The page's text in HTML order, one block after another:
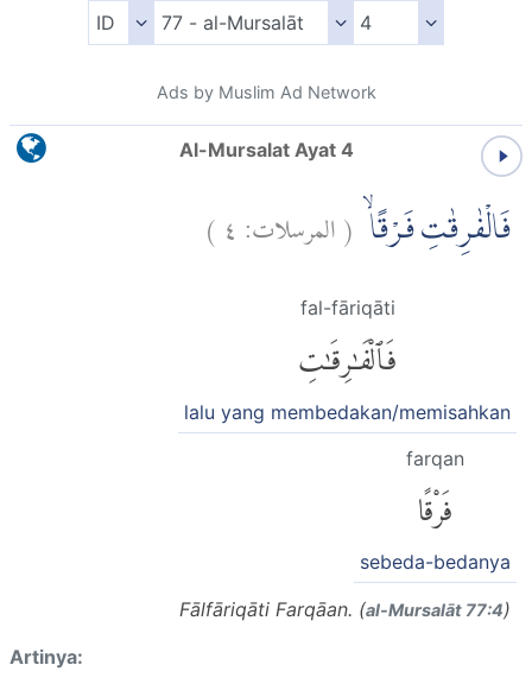
Ads by Muslim Ad Network
Al-Mursalat Ayat 4
فَالْفٰرِقٰتِ فَرْقًاۙ (المرسلات: ٤)
fal-fāriqāti
فَٱلْفَٰرِقَٰتِ
lalu yang membedakan/memisahkan
farqan
فَرْقًا
sebeda-bedanya
Fālfāriqāti Farqāan. (al-Mursalāt 77:4)
Artinya: